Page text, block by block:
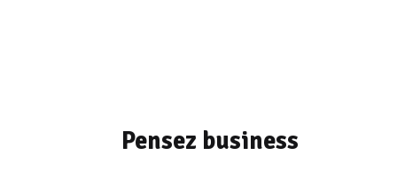
Pensez business